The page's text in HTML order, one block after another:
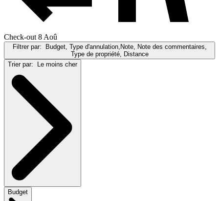
Check-out 8 Aoû
Filtrer par:
Budget, Type d'annulation,Note, Note des commentaires,
Type de propriété, Distance
Trier par:
Le moins cher
Budget